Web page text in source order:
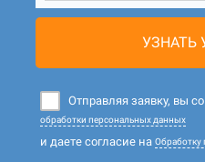
УЗНАТЬ
Отправляя заявку, вы
обработки персональных данных
и даете согласие на Обработку